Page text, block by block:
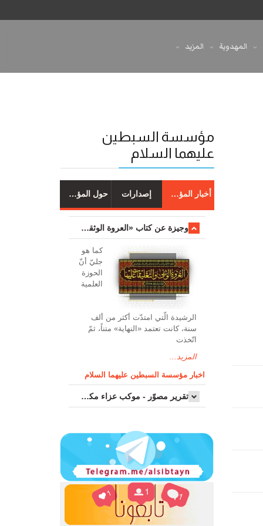
المهدوية المزيد
مؤسسة السبطين
عليهما السلام
أخبار المؤسسة إصدارات حول المؤسسة
وجیزة عن کتاب «العروة الوثقی والتعلیقات علیها»
کما هو
جليّ أنّ
الحوزة
العلمیة
الرشیدة الّتي امتدّت أكثر من ألف
سنة، كانت تعتمد «النهاية» متناً، ثمّ
اتّخذت
المزيد...
اخبار مؤسسة السبطين عليهما السلام
تقرير مصوّر - موكب عزاء مکتب سماحة اية الله السيد مرتضى الموسوي الاصفهاني في يوم إستشهاد السيدة فاطم...